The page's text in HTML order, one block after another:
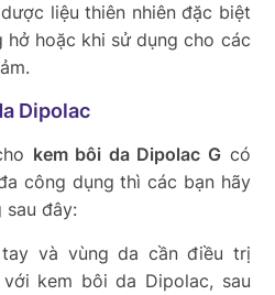
liệu thiên nhiên đặc biệt
hoặc khi sử dụng cho các
Dipolac
kem bôi da Dipolac Gcó
công dụng thì các bạn hãy
sau đây:
tay và vùng da cần điều trị
kem bôi da Dipolac, sau